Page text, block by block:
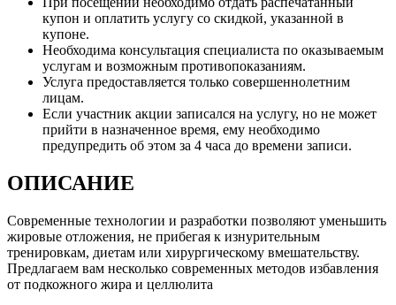
купон и оплатить услугу со скидкой, указанной в
купоне.
Необходима консультация специалиста по оказываемым
услугам и возможным противопоказаниям.
Услуга предоставляется только совершеннолетним
лицам.
Если участник акции записался на услугу, но не может
прийти в назначенное время, ему необходимо
предупредить об этом за 4 часа до времени записи.
ОПИСАНИЕ
Современные технологии и разработки позволяют уменьшить
жировые отложения, не прибегая к изнурительным
тренировкам, диетам или хирургическому вмешательству.
Предлагаем вам несколько современных методов избавления
от подкожного жира и целлюлита